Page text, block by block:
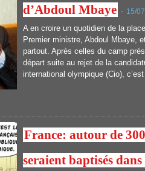
d’Abdoul Mbaye - 15/
A en croire un quotidien de la
Premier ministre, Abdoul Mbaye,
partout. Après celles du camp
départ suite au rejet de la
international olympique (Cio),
France: autour de
seraient baptisés dans